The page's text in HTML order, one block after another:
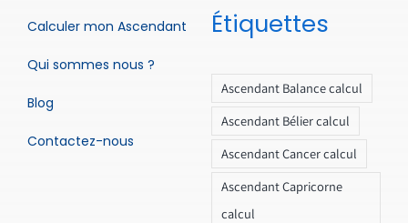
Calculer mon Ascendant
Qui sommes nous ?
Blog
Contactez-nous
Étiquettes
Ascendant Balance calcul
Ascendant Bélier calcul
Ascendant Cancer calcul
Ascendant Capricorne
calcul